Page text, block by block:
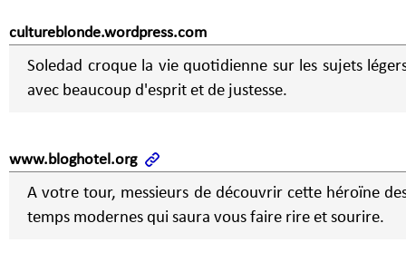
cultureblonde.wordpress.com
Soledad croque la vie quotidienne sur les sujets
avec beaucoup d'esprit et de justesse.
www.bloghotel.org
A votre tour, messieurs de découvrir cette héroïne
temps modernes qui saura vous faire rire et sourire.